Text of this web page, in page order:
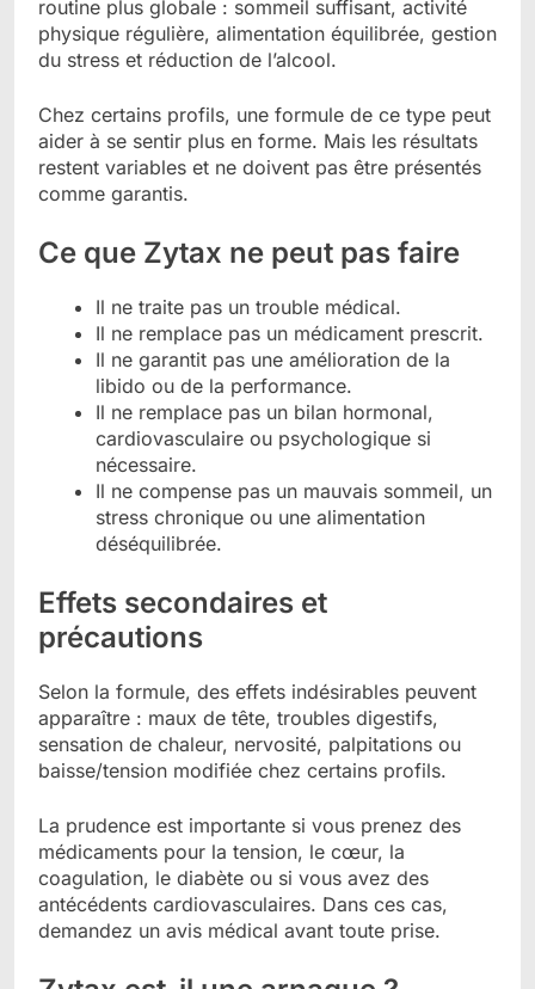
routine plus globale : sommeil suffisant, activité
physique régulière, alimentation équilibrée, gestion
du stress et réduction de l’alcool.
Chez certains profils, une formule de ce type peut
aider à se sentir plus en forme. Mais les résultats
restent variables et ne doivent pas être présentés
comme garantis.
Ce que Zytax ne peut pas faire
Il ne traite pas un trouble médical.
Il ne remplace pas un médicament prescrit.
Il ne garantit pas une amélioration de la
libido ou de la performance.
Il ne remplace pas un bilan hormonal,
cardiovasculaire ou psychologique si
nécessaire.
Il ne compense pas un mauvais sommeil, un
stress chronique ou une alimentation
déséquilibrée.
Effets secondaires et
précautions
Selon la formule, des effets indésirables peuvent
apparaître : maux de tête, troubles digestifs,
sensation de chaleur, nervosité, palpitations ou
baisse/tension modifiée chez certains profils.
La prudence est importante si vous prenez des
médicaments pour la tension, le cœur, la
coagulation, le diabète ou si vous avez des
antécédents cardiovasculaires. Dans ces cas,
demandez un avis médical avant toute prise.